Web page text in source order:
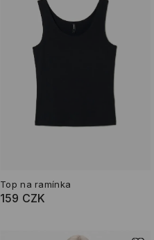
Top na ramínka
159 CZK